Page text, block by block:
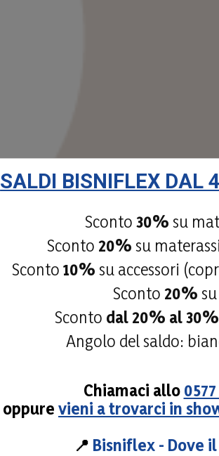
SALDI BISNIFLEX DAL
Sconto 30% su
Sconto 20% su
Sconto 10% su accessori
Sconto 20%
Sconto dal 20% al 30%
Angolo del saldo:
Chiamaci allo
oppure vieni a trovarci in
📍 Bisniflex - Dove